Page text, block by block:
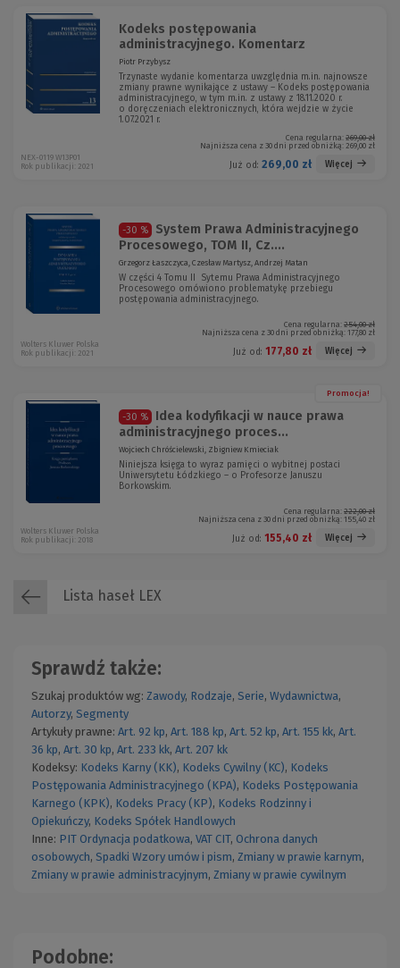
Kodeks postępowania
administracyjnego. Komentarz
Piotr Przybysz
Trzynaste wydanie komentarza uwzględnia m.in. najnowsze
zmiany prawne wynikające z ustawy – Kodeks postępowania
administracyjnego, w tym m.in. z ustawy z 18.11.2020 r.
o doręczeniach elektronicznych, która wejdzie w życie
1.07.2021 r.
Cena regularna: 269,00 zł
Najniższa cena z 30 dni przed obniżką: 269,00 zł
Już od: 269,00 zł Więcej
NEX-0119 W13P01
Rok publikacji: 2021
-30 %
System Prawa Administracyjnego
Procesowego, TOM II, Cz....
Grzegorz Łaszczyca, Czesław Martysz, Andrzej Matan
W części 4 Tomu II Sytemu Prawa Administracyjnego
Procesowego omówiono problematykę przebiegu
postępowania administracyjnego.
Cena regularna: 254,00 zł
Najniższa cena z 30 dni przed obniżką: 177,80 zł
Już od: 177,80 zł Więcej
Wolters Kluwer Polska
Rok publikacji: 2021
Promocja!
-30 %
Idea kodyfikacji w nauce prawa
administracyjnego proces...
Wojciech Chróścielewski, Zbigniew Kmieciak
Niniejsza księga to wyraz pamięci o wybitnej postaci
Uniwersytetu Łódzkiego – o Profesorze Januszu
Borkowskim.
Cena regularna: 222,00 zł
Najniższa cena z 30 dni przed obniżką: 155,40 zł
Już od: 155,40 zł Więcej
Wolters Kluwer Polska
Rok publikacji: 2018
Lista haseł LEX
Sprawdź także:
Szukaj produktów wg: Zawody, Rodzaje, Serie, Wydawnictwa,
Autorzy, Segmenty
Artykuły prawne: Art. 92 kp, Art. 188 kp, Art. 52 kp, Art. 155 kk, Art.
36 kp, Art. 30 kp, Art. 233 kk, Art. 207 kk
Kodeksy: Kodeks Karny (KK), Kodeks Cywilny (KC), Kodeks
Postępowania Administracyjnego (KPA), Kodeks Postępowania
Karnego (KPK), Kodeks Pracy (KP), Kodeks Rodzinny i
Opiekuńczy, Kodeks Spółek Handlowych
Inne: PIT Ordynacja podatkowa, VAT CIT, Ochrona danych
osobowych, Spadki Wzory umów i pism, Zmiany w prawie karnym,
Zmiany w prawie administracyjnym, Zmiany w prawie cywilnym
Podobne: